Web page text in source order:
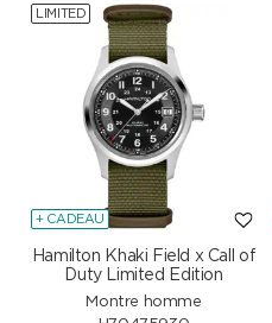
LIMITED
+ CADEAU
Hamilton Khaki Field x Call of
Duty Limited Edition
Montre homme